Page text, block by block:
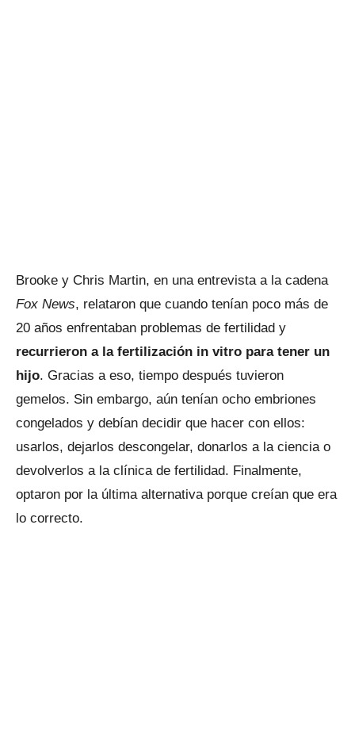
Brooke y Chris Martin, en una entrevista a la cadena
Fox News, relataron que cuando tenían poco más de
20 años enfrentaban problemas de fertilidad y
recurrieron a la fertilización in vitro para tener un
hijo. Gracias a eso, tiempo después tuvieron
gemelos. Sin embargo, aún tenían ocho embriones
congelados y debían decidir que hacer con ellos:
usarlos, dejarlos descongelar, donarlos a la ciencia o
devolverlos a la clínica de fertilidad. Finalmente,
optaron por la última alternativa porque creían que era
lo correcto.